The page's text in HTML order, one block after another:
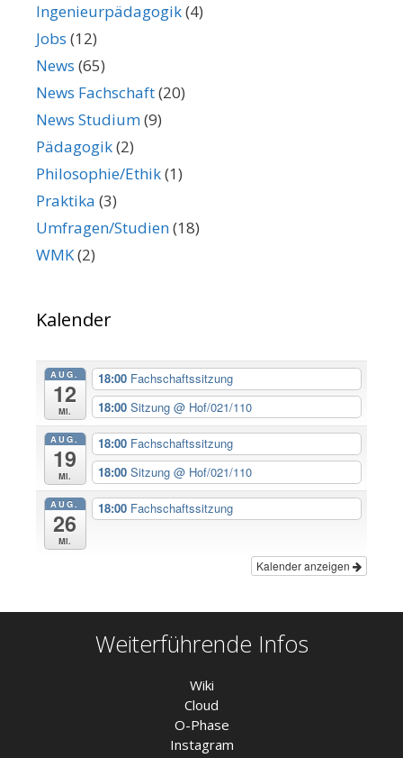
Ingenieurpädagogik(4)
Jobs (12)
News (65)
News Fachschaft(20)
News Studium(9)
Pädagogik(2)
Philosophie/Ethik(1)
Praktika (3)
Umfragen/Studien(18)
WMK(2)
Kalender
AUG.
12
Mi.
18:00 Fachschaftssitzung
18:00 Sitzung @ Hof/021/110
AUG.
19
Mi.
18:00 Fachschaftssitzung
18:00 Sitzung @ Hof/021/110
AUG.
26
Mi.
18:00 Fachschaftssitzung
Kalender anzeigen
Weiterführende Infos
Wiki
Cloud
O-Phase
Instagram